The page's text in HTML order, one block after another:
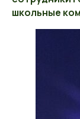
школьные